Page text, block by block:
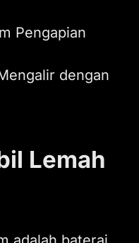
Pengapian
dengan
Lemah